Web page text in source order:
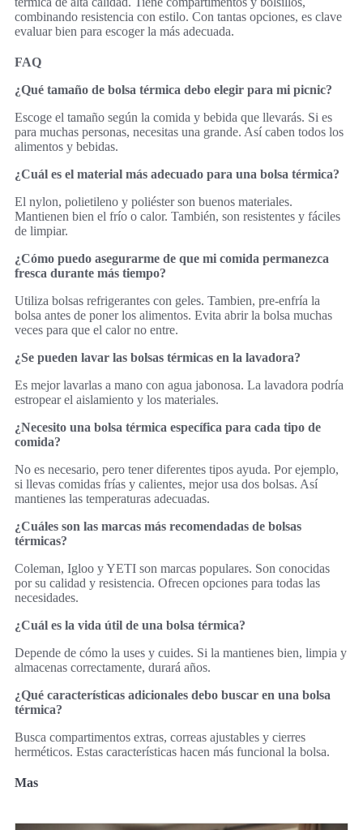
combinando resistencia con estilo. Con tantas opciones, es clave
evaluar bien para escoger la más adecuada.
FAQ
¿Qué tamaño de bolsa térmica debo elegir para mi picnic?
Escoge el tamaño según la comida y bebida que llevarás. Si es
para muchas personas, necesitas una grande. Así caben todos los
alimentos y bebidas.
¿Cuál es el material más adecuado para una bolsa térmica?
El nylon, polietileno y poliéster son buenos materiales.
Mantienen bien el frío o calor. También, son resistentes y fáciles
de limpiar.
¿Cómo puedo asegurarme de que mi comida permanezca
fresca durante más tiempo?
Utiliza bolsas refrigerantes con geles. Tambien, pre-enfría la
bolsa antes de poner los alimentos. Evita abrir la bolsa muchas
veces para que el calor no entre.
¿Se pueden lavar las bolsas térmicas en la lavadora?
Es mejor lavarlas a mano con agua jabonosa. La lavadora podría
estropear el aislamiento y los materiales.
¿Necesito una bolsa térmica específica para cada tipo de
comida?
No es necesario, pero tener diferentes tipos ayuda. Por ejemplo,
si llevas comidas frías y calientes, mejor usa dos bolsas. Así
mantienes las temperaturas adecuadas.
¿Cuáles son las marcas más recomendadas de bolsas
térmicas?
Coleman, Igloo y YETI son marcas populares. Son conocidas
por su calidad y resistencia. Ofrecen opciones para todas las
necesidades.
¿Cuál es la vida útil de una bolsa térmica?
Depende de cómo la uses y cuides. Si la mantienes bien, limpia y
almacenas correctamente, durará años.
¿Qué características adicionales debo buscar en una bolsa
térmica?
Busca compartimentos extras, correas ajustables y cierres
herméticos. Estas características hacen más funcional la bolsa.
Mas